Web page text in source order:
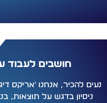
חושבים לעבוד
ניסיון בדגש על תוצאות,